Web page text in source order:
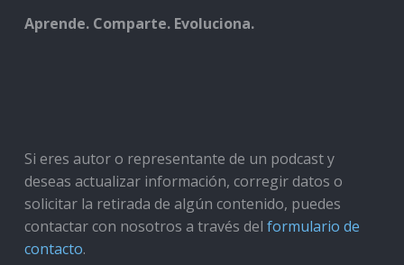
Aprende. Comparte. Evoluciona.
Si eres autor o representante de un podcast y
deseas actualizar información, corregir datos o
solicitar la retirada de algún contenido, puedes
contactar con nosotros a través del formulario de
contacto.